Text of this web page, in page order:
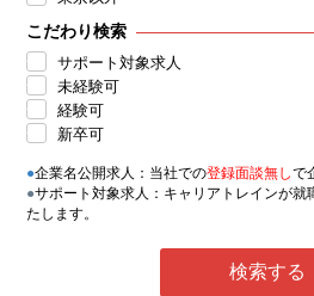
こだわり検索
サポート対象求人
未経験可
経験可
新卒可
●企業名公開求人：当社での登録面談無しで
●サポート対象求人：キャリアトレインが就
たします。